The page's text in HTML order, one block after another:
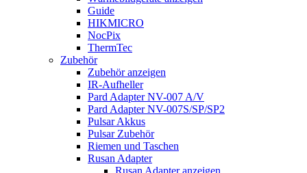
Guide
HIKMICRO
NocPix
ThermTec
Zubehör
Zubehör anzeigen
IR-Aufheller
Pard Adapter NV-007 A/V
Pard Adapter NV-007S/SP/SP2
Pulsar Akkus
Pulsar Zubehör
Riemen und Taschen
Rusan Adapter
Rusan Adapter anzeigen